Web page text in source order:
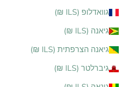
גוואדלופ (ILS ₪)
גיאנה (ILS ₪)
גיאנה הצרפתית (ILS ₪)
גיברלטר (ILS ₪)